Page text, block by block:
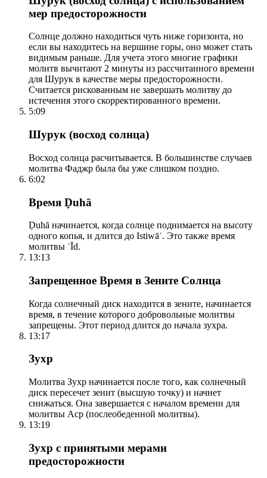
мер предосторожности
Солнце должно находиться чуть ниже горизонта, но
если вы находитесь на вершине горы, оно может стать
видимым раньше. Для учета этого многие графики
молитв вычитают 2 минуты из рассчитанного времени
для Шурук в качестве меры предосторожности.
Считается рискованным не завершать молитву до
истечения этого скорректированного времени.
5:09
Шурук (восход солнца)
Восход солнца расчитывается. В большинстве случаев
молитва Фаджр была бы уже слишком поздно.
6:02
Время Ḍuhā
Ḍuhā начинается, когда солнце поднимается на высоту
одного копья, и длится до Istiwāʾ. Это также время
молитвы ʿĪd.
13:13
Запрещенное Время в Зените Солнца
Когда солнечный диск находится в зените, начинается
время, в течение которого добровольные молитвы
запрещены. Этот период длится до начала зухра.
13:17
Зухр
Молитва Зухр начинается после того, как солнечный
диск пересечет зенит (высшую точку) и начнет
снижаться. Она завершается с началом времени для
молитвы Аср (послеобеденной молитвы).
13:19
Зухр с принятыми мерами
предосторожности